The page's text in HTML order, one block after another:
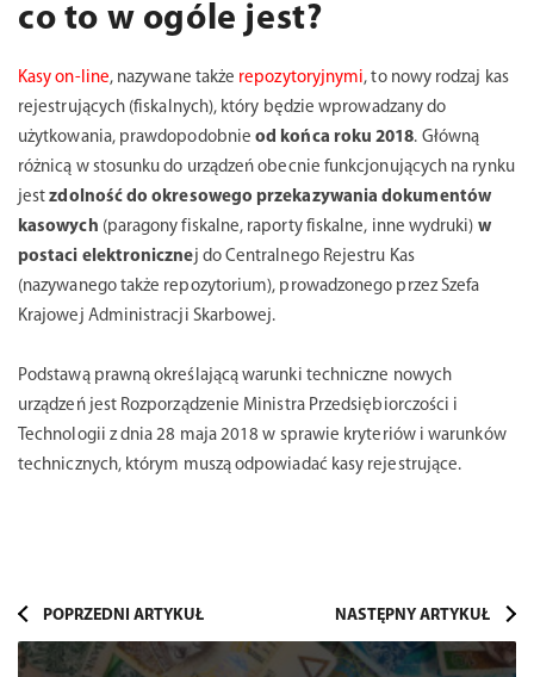
co to w ogóle jest?
Kasy on-line, nazywane także repozytoryjnymi, to nowy rodzaj kas
rejestrujących (fiskalnych), który będzie wprowadzany do
użytkowania, prawdopodobnieod końca roku 2018. Główną
różnicą w stosunku do urządzeń obecnie funkcjonujących na rynku
jestzdolność do okresowego przekazywania dokumentów
kasowych (paragony fiskalne, raporty fiskalne, inne wydruki) w
postaci elektronicznej do Centralnego Rejestru Kas
(nazywanego także repozytorium), prowadzonego przez Szefa
Krajowej Administracji Skarbowej.
Podstawą prawną określającą warunki techniczne nowych
urządzeń jest Rozporządzenie Ministra Przedsiębiorczości i
Technologii z dnia 28 maja 2018 w sprawie kryteriów i warunków
technicznych, którym muszą odpowiadać kasy rejestrujące.